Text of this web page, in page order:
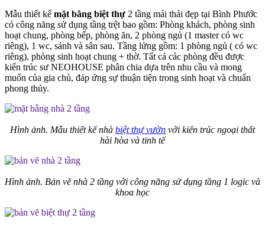
Mẫu thiết kế mặt bằng biệt thự 2 tầng mái thái đẹp tại Bình Phước
có công năng sử dụng tầng trệt bao gồm: Phòng khách, phòng sinh
hoạt chung, phòng bếp, phòng ăn, 2 phòng ngủ (1 master có wc
riêng), 1 wc, sảnh và sân sau. Tầng lửng gồm: 1 phòng ngủ ( có wc
riêng), phòng sinh hoạt chung + thờ. Tất cả các phòng đều được
kiến trúc sư NEOHOUSE phân chia dựa trên nhu cầu và mong
muốn của gia chủ, đáp ứng sự thuận tiện trong sinh hoạt và chuẩn
phong thủy.
Hình ảnh. Mẫu thiết kế nhà biệt thự vườn với kiến trúc ngoại thất
hài hòa và tinh tế
Hình ảnh. Bản vẽ nhà 2 tầng với công năng sử dụng tầng 1 logic và
khoa học